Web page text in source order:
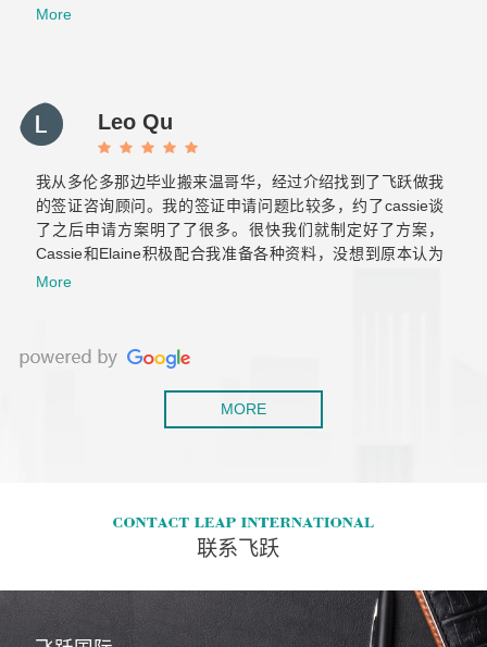
了也标注了重点，当时我们两个才来加拿大半年的小白也很
复的文件准备和反复的奔波。那么希望你们以后越来越好！
保持初心！
More
Leo Qu
我从多伦多那边毕业搬来温哥华，经过介绍找到了飞跃做我
的签证咨询顾问。我的签证申请问题比较多，约了cassie谈
了之后申请方案明了了很多。很快我们就制定好了方案，
Cassie和Elaine积极配合我准备各种资料，没想到原本认为
肯定会拒签的工签，一次就获批了。后来积累了两年工作经
More
MORE
联系飞跃